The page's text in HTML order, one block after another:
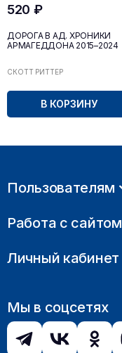
520 ₽
ДОРОГА В АД. ХРОНИКИ
АРМАГЕДДОНА 2015–2024
СКОТТ РИТТЕР
В КОРЗИНУ
Пользователям
Работа с сайтом
Личный кабинет
Мы в соцсетях